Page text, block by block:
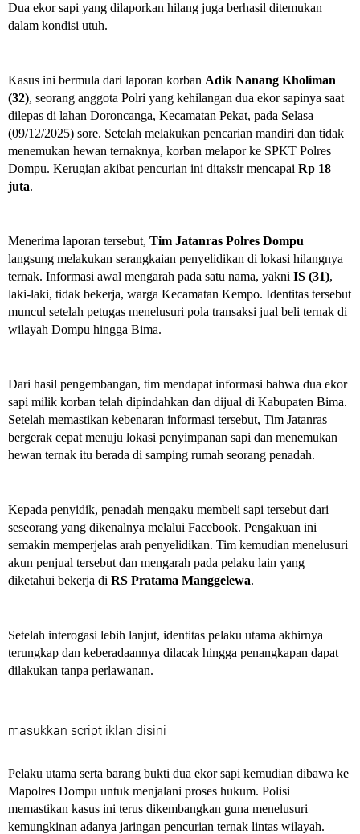
Dua ekor sapi yang dilaporkan hilang juga berhasil ditemukan
dalam kondisi utuh.
Kasus ini bermula dari laporan korban Adik Nanang Kholiman
(32), seorang anggota Polri yang kehilangan dua ekor sapinya saat
dilepas di lahan Doroncanga, Kecamatan Pekat, pada Selasa
(09/12/2025) sore. Setelah melakukan pencarian mandiri dan tidak
menemukan hewan ternaknya, korban melapor ke SPKT Polres
Dompu. Kerugian akibat pencurian ini ditaksir mencapai Rp 18
juta.
Menerima laporan tersebut, Tim Jatanras Polres Dompu
langsung melakukan serangkaian penyelidikan di lokasi hilangnya
ternak. Informasi awal mengarah pada satu nama, yakni IS (31),
laki-laki, tidak bekerja, warga Kecamatan Kempo. Identitas tersebut
muncul setelah petugas menelusuri pola transaksi jual beli ternak di
wilayah Dompu hingga Bima.
Dari hasil pengembangan, tim mendapat informasi bahwa dua ekor
sapi milik korban telah dipindahkan dan dijual di Kabupaten Bima.
Setelah memastikan kebenaran informasi tersebut, Tim Jatanras
bergerak cepat menuju lokasi penyimpanan sapi dan menemukan
hewan ternak itu berada di samping rumah seorang penadah.
Kepada penyidik, penadah mengaku membeli sapi tersebut dari
seseorang yang dikenalnya melalui Facebook. Pengakuan ini
semakin memperjelas arah penyelidikan. Tim kemudian menelusuri
akun penjual tersebut dan mengarah pada pelaku lain yang
diketahui bekerja di RS Pratama Manggelewa.
Setelah interogasi lebih lanjut, identitas pelaku utama akhirnya
terungkap dan keberadaannya dilacak hingga penangkapan dapat
dilakukan tanpa perlawanan.
masukkan script iklan disini
Pelaku utama serta barang bukti dua ekor sapi kemudian dibawa ke
Mapolres Dompu untuk menjalani proses hukum. Polisi
memastikan kasus ini terus dikembangkan guna menelusuri
kemungkinan adanya jaringan pencurian ternak lintas wilayah.